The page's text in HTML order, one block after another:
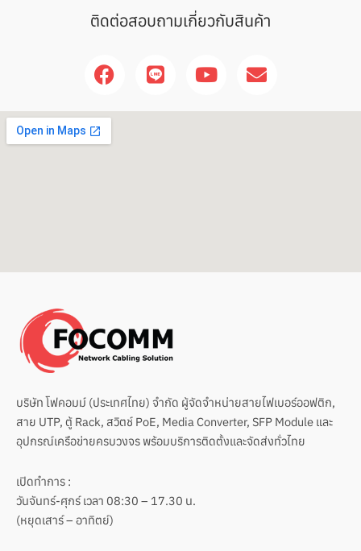
ติดต่อสอบถามเกี่ยวกับสินค้า
F
a
c
e
b
L
i
n
Y
o
u
E
n
v
บริษัท โฟคอมม์ (ประเทศไทย) จำกัด ผู้จัดจำหน่ายสายไฟเบอร์ออฟติก,
สาย UTP, ตู้ Rack, สวิตช์ PoE, Media Converter, SFP Module และ
อุปกรณ์เครือข่ายครบวงจร พร้อมบริการติดตั้งและจัดส่งทั่วไทย
เปิดทำการ :
วันจันทร์-ศุกร์ เวลา 08:30 – 17.30 น.
(หยุดเสาร์ – อาทิตย์)